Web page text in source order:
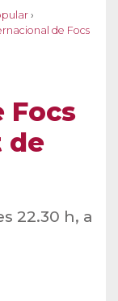
›
de Focs
Focs
de
22.30 h, a